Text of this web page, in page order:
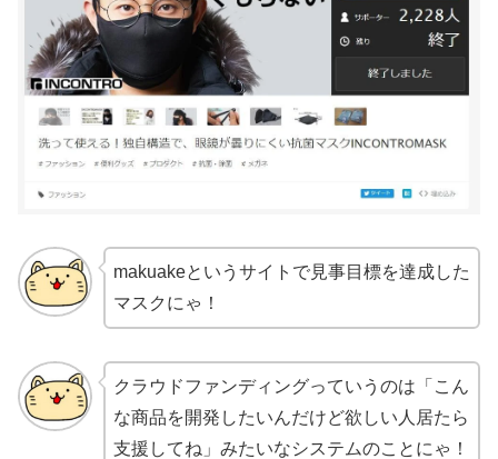
makuakeというサイトで見事目標を達成した
マスクにゃ！
クラウドファンディングっていうのは「こん
な商品を開発したいんだけど欲しい人居たら
支援してね」みたいなシステムのことにゃ！